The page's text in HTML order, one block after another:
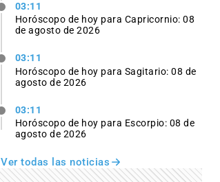
03:11
Horóscopo de hoy para Capricornio: 08
de agosto de 2026
03:11
Horóscopo de hoy para Sagitario: 08 de
agosto de 2026
03:11
Horóscopo de hoy para Escorpio: 08 de
agosto de 2026
Ver todas las noticias